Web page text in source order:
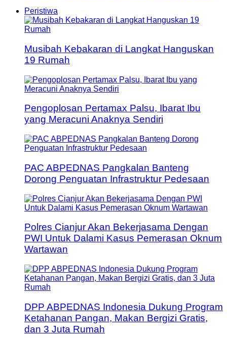
Peristiwa
Musibah Kebakaran di Langkat Hanguskan
19 Rumah
Pengoplosan Pertamax Palsu, Ibarat Ibu
yang Meracuni Anaknya Sendiri
PAC ABPEDNAS Pangkalan Banteng
Dorong Penguatan Infrastruktur Pedesaan
Polres Cianjur Akan Bekerjasama Dengan
PWI Untuk Dalami Kasus Pemerasan Oknum
Wartawan
DPP ABPEDNAS Indonesia Dukung Program
Ketahanan Pangan, Makan Bergizi Gratis,
dan 3 Juta Rumah